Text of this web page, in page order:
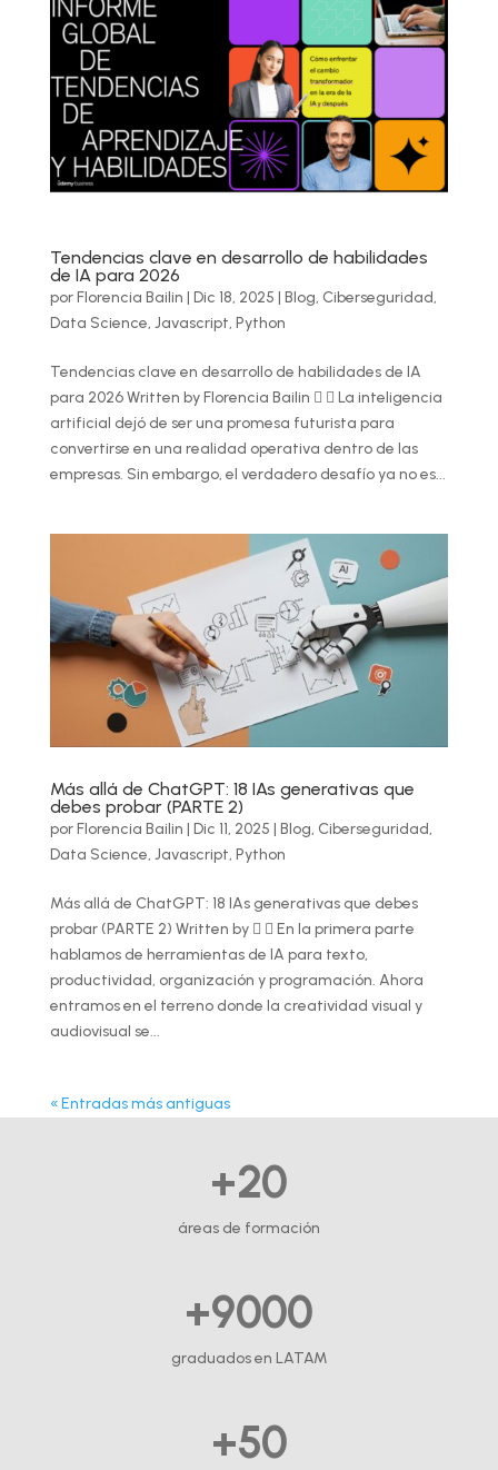
Tendencias clave en desarrollo de habilidades
de IA para 2026
porFlorencia Bailin | Dic 18, 2025 | Blog, Ciberseguridad,
Data Science, Javascript, Python
Tendencias clave en desarrollo de habilidades de IA
para 2026 Written by Florencia Bailin   La inteligencia
artificial dejó de ser una promesa futurista para
convertirse en una realidad operativa dentro de las
empresas. Sin embargo, el verdadero desafío ya no es...
Más allá de ChatGPT: 18 IAs generativas que
debes probar (PARTE 2)
porFlorencia Bailin | Dic 11, 2025 | Blog, Ciberseguridad,
Data Science, Javascript, Python
Más allá de ChatGPT: 18 IAs generativas que debes
probar (PARTE 2) Written by   En la primera parte
hablamos de herramientas de IA para texto,
productividad, organización y programación. Ahora
entramos en el terreno donde la creatividad visual y
audiovisual se...
« Entradas más antiguas
+20
áreas de formación
+9000
graduados en LATAM
+50